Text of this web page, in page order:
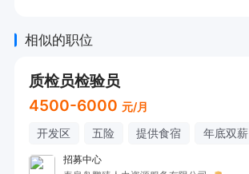
相似的职位
质检员检验员
4500-6000 元/月
开发区 五险 提供食宿 年底双薪
招募中心